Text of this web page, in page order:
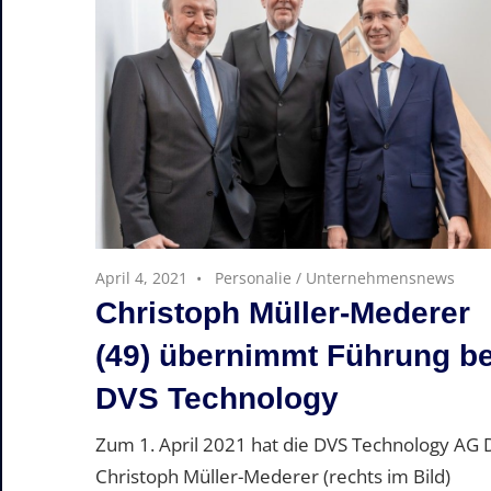
April 4, 2021 Personalie / Unternehmensnews
Christoph Müller-Mederer
(49) übernimmt Führung
DVS Technology
Zum 1. April 2021 hat die DVS Technology AG
Christoph Müller-Mederer (rechts im Bild)